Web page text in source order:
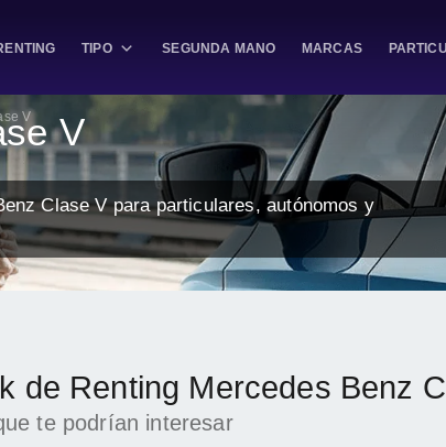
TIPO SEGUNDA MANO MARCAS
V V
Clase V para particulares, autónomos y
de Renting Mercedes Benz
te podrían interesar